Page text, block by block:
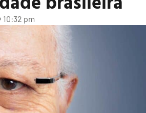
10:32 pm